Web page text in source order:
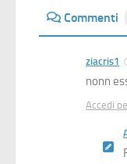
Commenti
ziacris1
nonn
Accedi